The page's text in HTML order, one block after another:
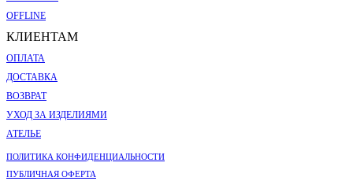
OFFLINE
КЛИЕНТАМ
ОПЛАТА
ДОСТАВКА
ВОЗВРАТ
УХОД ЗА ИЗДЕЛИЯМИ
АТЕЛЬЕ
ПОЛИТИКА КОНФИДЕНЦИАЛЬНОСТИ
ПУБЛИЧНАЯ ОФЕРТА